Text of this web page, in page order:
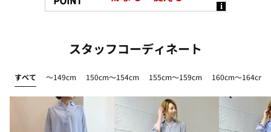
スタッフコーディネート
すべて ～149cm 150cm～154cm 155cm～159cm 160cm～164cm